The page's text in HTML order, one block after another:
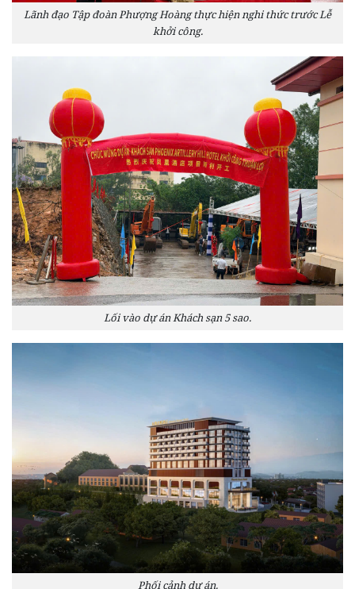
Lãnh đạo Tập đoàn Phượng Hoàng thực hiện nghi thức trước Lễ
khởi công.
Lối vào dự án Khách sạn 5 sao.
Phối cảnh dự án.